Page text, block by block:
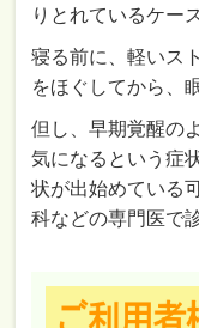
りとれているケー
寝る前に、軽いス
をほぐしてから、
但し、早期覚醒の
気になるという症
状が出始めている
科などの専門医で